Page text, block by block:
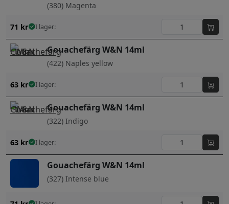
(380) Magenta
71 kr I lager:
Gouachefärg W&N 14ml
(422) Naples yellow
63 kr I lager:
Gouachefärg W&N 14ml
(322) Indigo
63 kr I lager:
Gouachefärg W&N 14ml
(327) Intense blue